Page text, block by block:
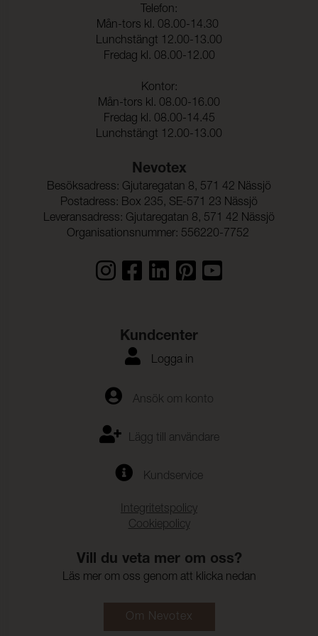
Färghärdighet mot
4-5 (ISO 105-X12)
Sömskridning Varp: 1,8 mm (ISO 13936-2)
Sömskridning Väft: 2,4 mm (ISO 13936-2)
Rivstyrka Varp: ≥ 180 N (ISO 13937-3)
Rivstyrka Väft: ≥ 180 N (ISO 13937-3)
Dimensionsändring Väft: - 3,1 %
4-5
Färghärdighet mot svett: (ISO 105-E04)
Anfärgning, multifiberväv:
Telefon:
Mån-tors kl. 08.00-14.30
Lunchstängt 12.00-13.00
Fredag kl. 08.00-12.00
Kontor:
Mån-tors kl. 08.00-16.00
Fredag kl. 08.00-14.45
Lunchstängt 12.00-13.00
Nevotex
Besöksadress: Gjutaregatan 8, 571 42 Nässjö
Postadress: Box 235, SE-571 23 Nässjö
Leveransadress: Gjutaregatan 8, 571 42 Nässjö
Organisationsnummer: 556220-7752
Kundcenter
Logga in
Ansök om konto
Lägg till användare
Kundservice
Integritetspolicy
Cookiepolicy
Vill du veta mer om oss?
Läs mer om oss genom att klicka nedan
Om Nevotex